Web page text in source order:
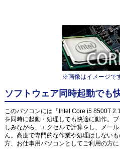
※画像はイメージで
ソフトウェア同時起動でも
このパソコンには「Intel Core i5 8500T
を同時に起動・処理しても快適に動作。
しみながら、エクセルで計算をし、メー
ん。高度で専門的な作業や処理はしない
方、お仕事用パソコンとしてご利用の方に